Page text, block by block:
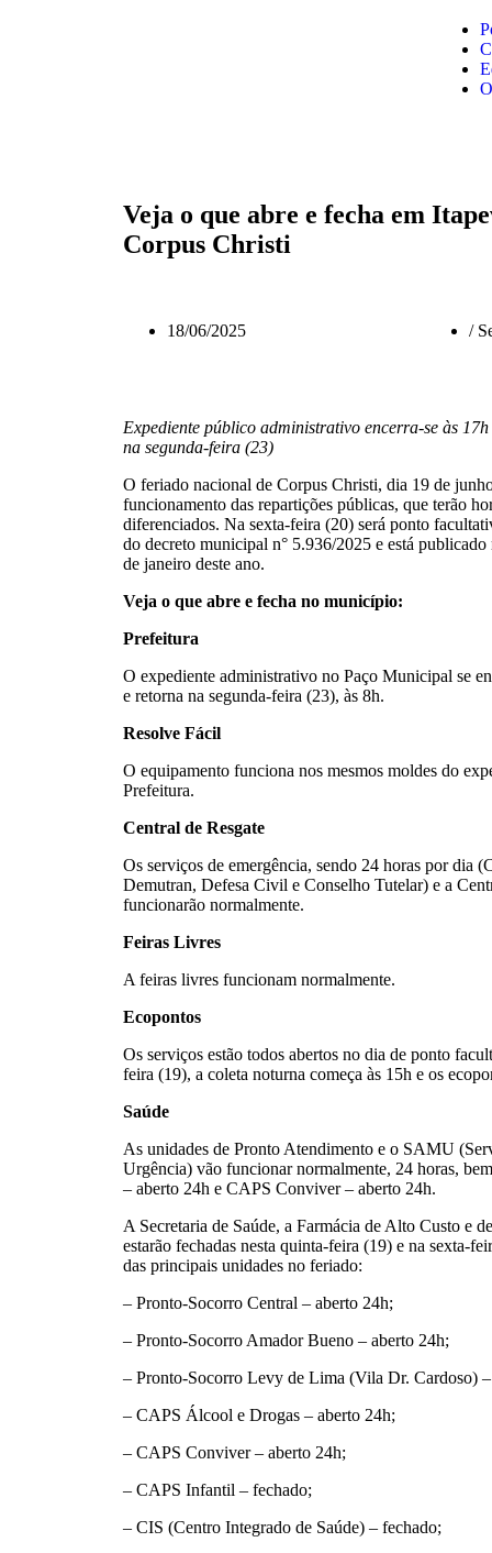
Veja o que abre e fecha em
Corpus Christi
18/06/2025 /
Expediente público administrativo encerra-se às
na segunda-feira (23)
O feriado nacional de Corpus Christi, dia 19 de
funcionamento das repartições públicas, que terão
diferenciados. Na sexta-feira (20) será ponto
do decreto municipal n° 5.936/2025 e está
de janeiro deste ano.
Veja o que abre e fecha no município:
Prefeitura
O expediente administrativo no Paço Municipal se
e retorna na segunda-feira (23), às 8h.
Resolve Fácil
O equipamento funciona nos mesmos moldes do
Prefeitura.
Central de Resgate
Os serviços de emergência, sendo 24 horas por dia
Demutran, Defesa Civil e Conselho Tutelar) e a
funcionarão normalmente.
Feiras Livres
A feiras livres funcionam normalmente.
Ecopontos
Os serviços estão todos abertos no dia de ponto
feira (19), a coleta noturna começa às 15h e os
Saúde
As unidades de Pronto Atendimento e o SAMU
Urgência) vão funcionar normalmente, 24 horas,
– aberto 24h e CAPS Conviver – aberto 24h.
A Secretaria de Saúde, a Farmácia de Alto Custo e
estarão fechadas nesta quinta-feira (19) e na sexta-
das principais unidades no feriado:
– Pronto-Socorro Central – aberto 24h;
– Pronto-Socorro Amador Bueno – aberto 24h;
– Pronto-Socorro Levy de Lima (Vila Dr. Cardoso)
– CAPS Álcool e Drogas – aberto 24h;
– CAPS Conviver – aberto 24h;
– CAPS Infantil – fechado;
– CIS (Centro Integrado de Saúde) – fechado;